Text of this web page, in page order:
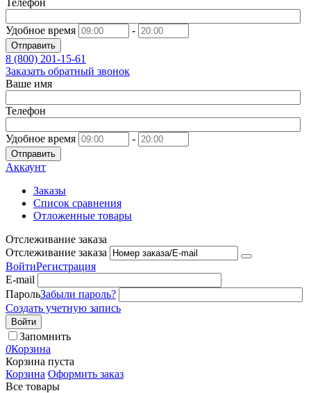
Телефон
Удобное время -
Отправить
8 (800) 201-15-61
Заказать обратный звонок
Ваше имя
Телефон
Удобное время -
Отправить
Аккаунт
Заказы
Список сравнения
Отложенные товары
Отслеживание заказа
Отслеживание заказа
ВойтиРегистрация
E-mail
ПарольЗабыли пароль?
Создать учетную запись
Войти
Запомнить
0Корзина
Корзина пуста
Корзина Оформить заказ
Все товары